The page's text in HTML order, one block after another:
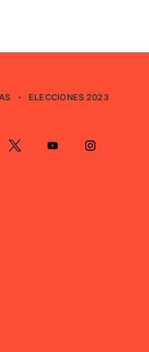
ELECCIONES 2023